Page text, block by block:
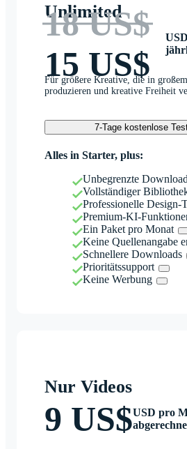
Unlimited
18 US$
15 US$
Für größere Kreative, die in
produzieren und kreative Freiheit
7-Tage kostenlose
Alles in Starter, plus:
Unbegrenzte
Vollständiger
Professionelle Design-
Premium-KI-
Ein Paket pro Monat
Keine Quellenangabe
Schnellere Downloads
Prioritätssupport
Keine Werbung
Nur Videos
9 US$USD pro